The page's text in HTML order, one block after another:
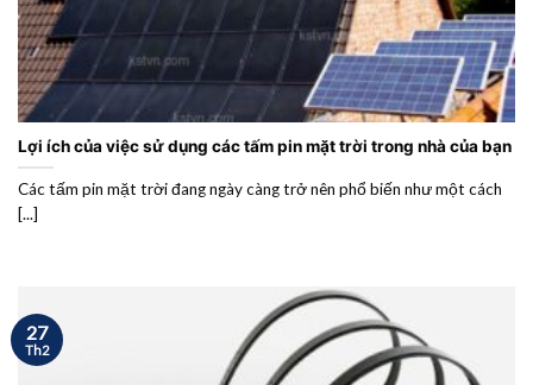
Lợi ích của việc sử dụng các tấm pin mặt trời trong nhà của bạn
Các tấm pin mặt trời đang ngày càng trở nên phổ biến như một cách
[...]
27
Th2